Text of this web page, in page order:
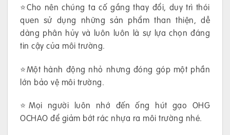
⭐️Cho nên chúng ta cố gắng thay đổi, duy trì thói
quen sử dụng những sản phẩm than thiện, dễ
dàng phân hủy và luôn luôn là sự lựa chọn đáng
tin cậy của môi trường.
⭐️Một hành động nhỏ nhưng đóng góp một phần
lớn bảo vệ môi trường.
⭐️Mọi người luôn nhớ đến ống hút gạo OHG
OCHAO để giảm bớt rác nhựa ra môi trường nhé.